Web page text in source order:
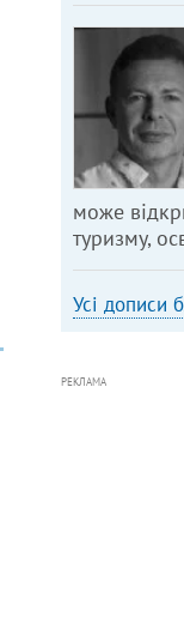
може
туризму,
Усі дописи
РЕКЛАМА